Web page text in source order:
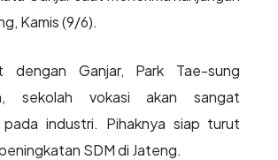
Kamis (9/6).
dengan Ganjar, Park Tae-sung
sekolah vokasi akan sangat
industri. Pihaknya siap turut
SDM di Jateng.